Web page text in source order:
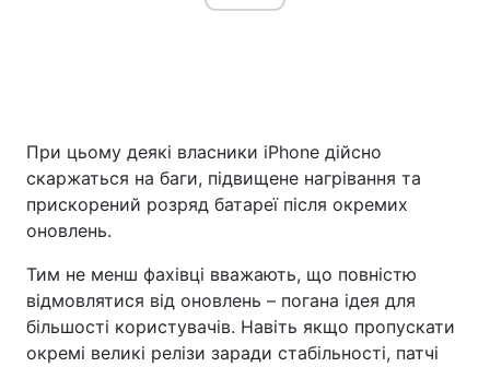
При цьому деякі власники iPhone дійсно
скаржаться на баги, підвищене нагрівання та
прискорений розряд батареї після окремих
оновлень.
Тим не менш фахівці вважають, що повністю
відмовлятися від оновлень – погана ідея для
більшості користувачів. Навіть якщо пропускати
окремі великі релізи заради стабільності, патчі